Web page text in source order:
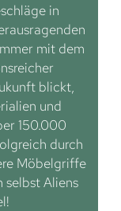
in
mit dem
blickt,
und
150.000
durch
Möbelgriffe
selbst Aliens